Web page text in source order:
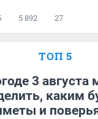
5 892 27
ТОП 5
3
каким
и